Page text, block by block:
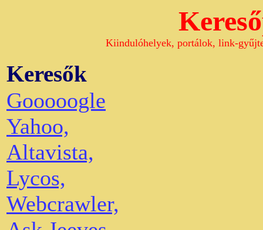
Kiindulóhelyek, portálok, link-
Keresők
Gooooogle
Yahoo,
Altavista,
Lycos,
Webcrawler,